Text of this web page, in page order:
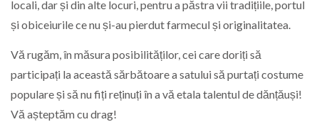
locali, dar și din alte locuri, pentru a păstra vii tradițiile, portul
și obiceiurile ce nu și-au pierdut farmecul și originalitatea.
Vă rugăm, în măsura posibilităților, cei care doriți să
participați la această sărbătoare a satului să purtați costume
populare și să nu fiți reținuți în a vă etala talentul de dănțăuși!
Vă așteptăm cu drag!